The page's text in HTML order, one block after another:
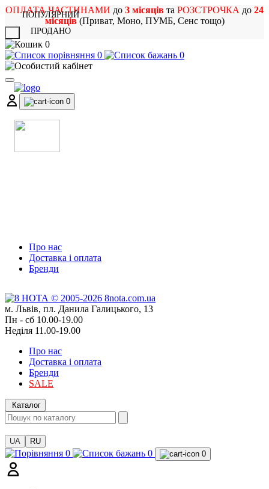
ОПЛАТА ЧАСТИНАМИ до 3 місяців та РОЗСТРОЧКА до 24
місяців(Приват, Моно, ПУМБ, Сенс тощо)
0
0
0
0
Про нас
Доставка і оплата
Бренди
м. Львів, пл. Данила Галицького, 13
Пн - сб 10.00-19.00
Неділя 11.00-19.00
Про нас
Доставка і оплата
Бренди
SALE
Каталог
UA RU
0 0 0
ПОПУЛЯРНИЙ
ПРОДАНО